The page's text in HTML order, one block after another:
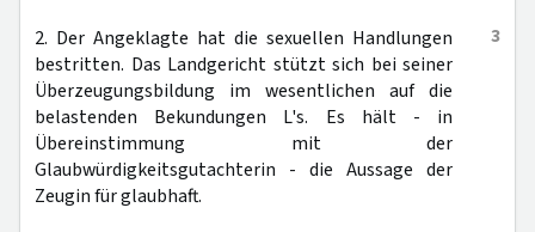
3
2. Der Angeklagte hat die sexuellen Handlungen
bestritten. Das Landgericht stützt sich bei seiner
Überzeugungsbildung im wesentlichen auf die
belastenden Bekundungen L's. Es hält - in
Übereinstimmung mit der
Glaubwürdigkeitsgutachterin - die Aussage der
Zeugin für glaubhaft.